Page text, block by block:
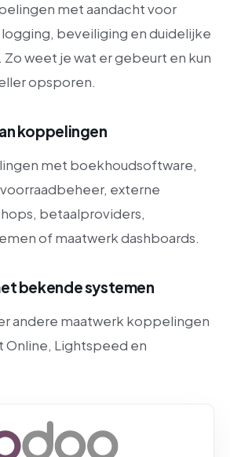
met aandacht voor
beveiliging en duidelijke
weet je wat er gebeurt en kun
opsporen.
koppelingen
met boekhoudsoftware,
externe
betaalproviders,
of maatwerk dashboards.
bekende systemen
andere maatwerk koppelingen
Online, Lightspeed en